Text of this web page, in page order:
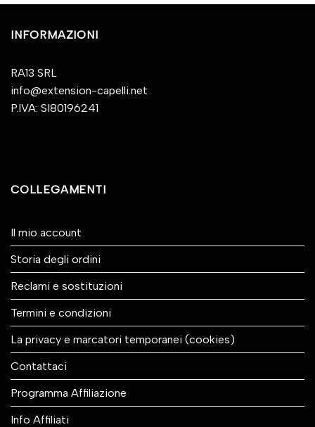
INFORMAZIONI
RA13 SRL
info@extension-capelli.net
P.IVA: SI80196241
COLLEGAMENTI
Il mio account
Storia degli ordini
Reclami e sostituzioni
Termini e condizioni
La privacy e marcatori temporanei (cookies)
Contattaci
Programma Affiliazione
Info Affiliati